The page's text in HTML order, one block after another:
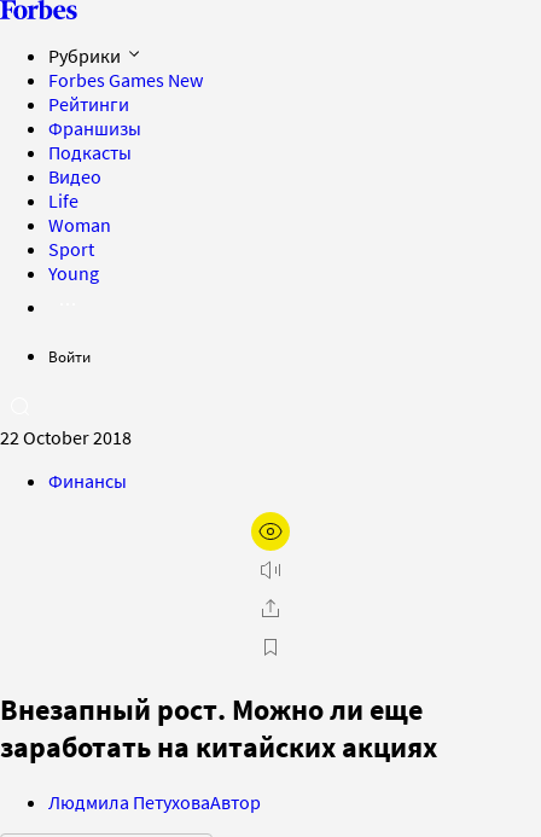
Рубрики
Forbes Games New
Рейтинги
Франшизы
Подкасты
Видео
Life
Woman
Sport
Young
Войти
22 October 2018
Финансы
Внезапный рост. Можно ли еще
заработать на китайских акциях
Людмила ПетуховаАвтор